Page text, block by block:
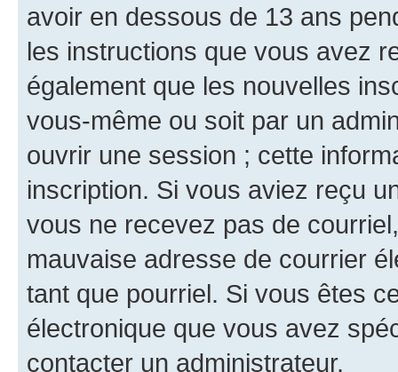
avoir en dessous de 13 ans
les instructions que vous avez
également que les nouvelles
vous-même ou soit par un
ouvrir une session ; cette
inscription. Si vous aviez reçu
vous ne recevez pas de
mauvaise adresse de courrier
tant que pourriel. Si vous êtes
électronique que vous avez
contacter un administrateur.